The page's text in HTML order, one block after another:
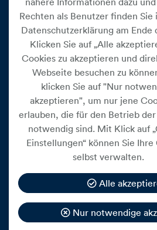
Cookie Einstellungen
Datenschutz
Impressum
Widerrufsbelehrung
Medienfreiheitsgesetz
Barrierefreiheitserklärung
Hinweisgeberschutz
Mein Konto
Rechten als Benutzer finden Sie
Datenschutzerklärung am Ende
Klicken Sie auf „Alle
Cookies zu akzeptieren und
Webseite besuchen zu
klicken Sie auf "Nur
akzeptieren", um nur jene
erlauben, die für den Betrieb
notwendig sind. Mit Klick auf
Einstellungen“ können Sie Ihre
selbst verwalten.
Alle
Nur notwendige